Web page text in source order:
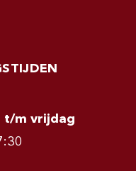
t/m vrijdag